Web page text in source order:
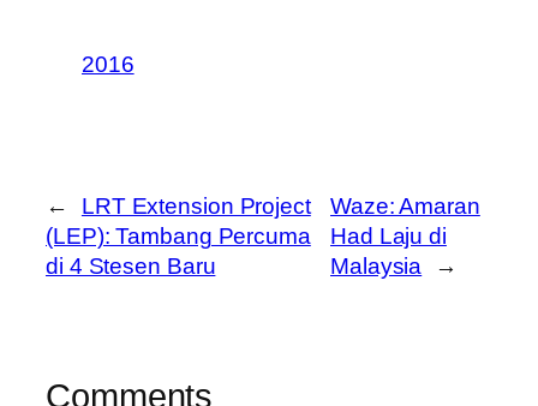
2016
←
LRT Extension Project
(LEP): Tambang Percuma
di 4 Stesen Baru
Waze: Amaran
Had Laju di
Malaysia
→
Comments